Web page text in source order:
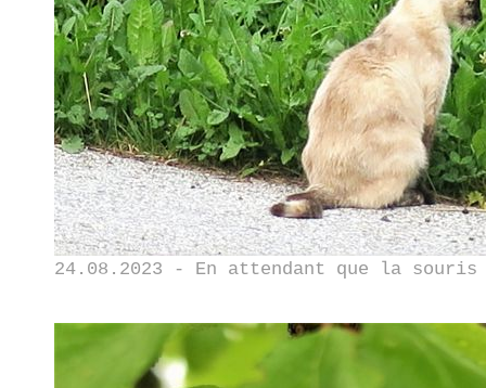
24.08.2023 - En attendant que la